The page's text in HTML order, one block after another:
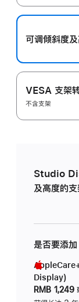
可调倾斜度
VESA 支架
不含支架
Studio
及高度的支
是否要添
Display)
RMB 1,249